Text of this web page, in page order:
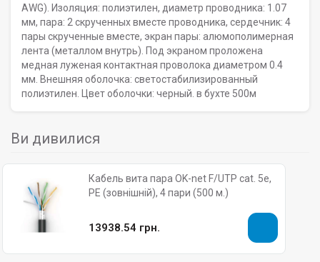
AWG). Изоляция: полиэтилен, диаметр проводника: 1.07
мм, пара: 2 скрученных вместе проводника, сердечник: 4
пары скрученные вместе, экран пары: алюмополимерная
лента (металлом внутрь). Под экраном проложена
медная луженая контактная проволока диаметром 0.4
мм. Внешняя оболочка: светостабилизированный
полиэтилен. Цвет оболочки: черный. в бухте 500м
Ви дивилися
Кабель вита пара OK-net F/UTP cat. 5e,
PE (зовнішній), 4 пари (500 м.)
13938.54 грн.